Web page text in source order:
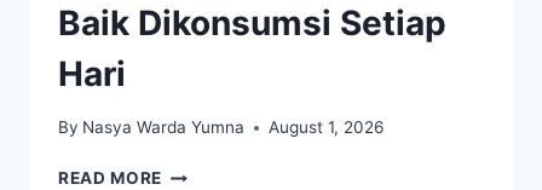
Baik Dikonsumsi Setiap
Hari
By Nasya Warda Yumna August 1, 2026
READ MORE REMPAH